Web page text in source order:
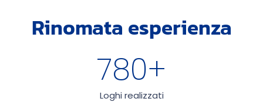
Rinomata esperienza
Loghi realizzati
780+